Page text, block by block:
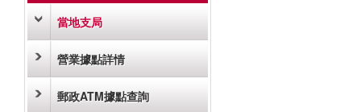
當地支局
營業據點詳情
郵政ATM據點查詢